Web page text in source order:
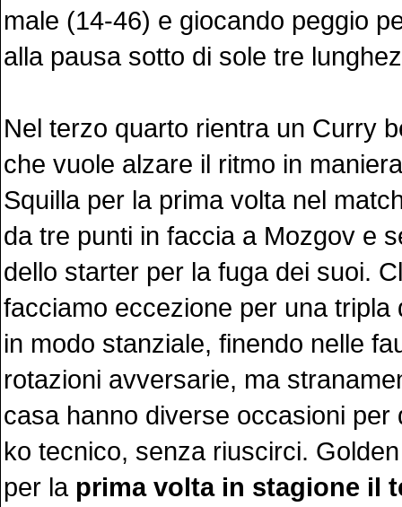
male (14-46) e giocando peggio
alla pausa sotto di sole tre
Nel terzo quarto rientra un Curry
che vuole alzare il ritmo in
Squilla per la prima volta nel
da tre punti in faccia a Mozgov e
dello starter per la fuga dei suoi.
facciamo eccezione per una tripla
in modo stanziale, finendo nelle
rotazioni avversarie, ma
casa hanno diverse occasioni per
ko tecnico, senza riuscirci.
per la prima volta in stagione il